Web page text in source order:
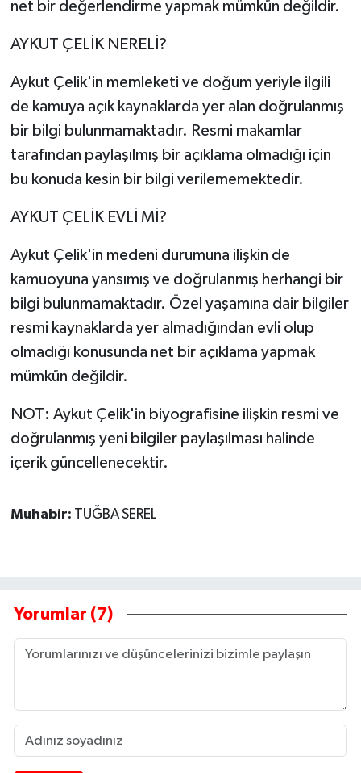
net bir değerlendirme yapmak mümkün değildir.
AYKUT ÇELİK NERELİ?
Aykut Çelik'in memleketi ve doğum yeriyle ilgili
de kamuya açık kaynaklarda yer alan doğrulanmış
bir bilgi bulunmamaktadır. Resmi makamlar
tarafından paylaşılmış bir açıklama olmadığı için
bu konuda kesin bir bilgi verilememektedir.
AYKUT ÇELİK EVLİ Mİ?
Aykut Çelik'in medeni durumuna ilişkin de
kamuoyuna yansımış ve doğrulanmış herhangi bir
bilgi bulunmamaktadır. Özel yaşamına dair bilgiler
resmi kaynaklarda yer almadığından evli olup
olmadığı konusunda net bir açıklama yapmak
mümkün değildir.
NOT: Aykut Çelik'in biyografisine ilişkin resmi ve
doğrulanmış yeni bilgiler paylaşılması halinde
içerik güncellenecektir.
Muhabir: TUĞBA SEREL
Yorumlar (7)